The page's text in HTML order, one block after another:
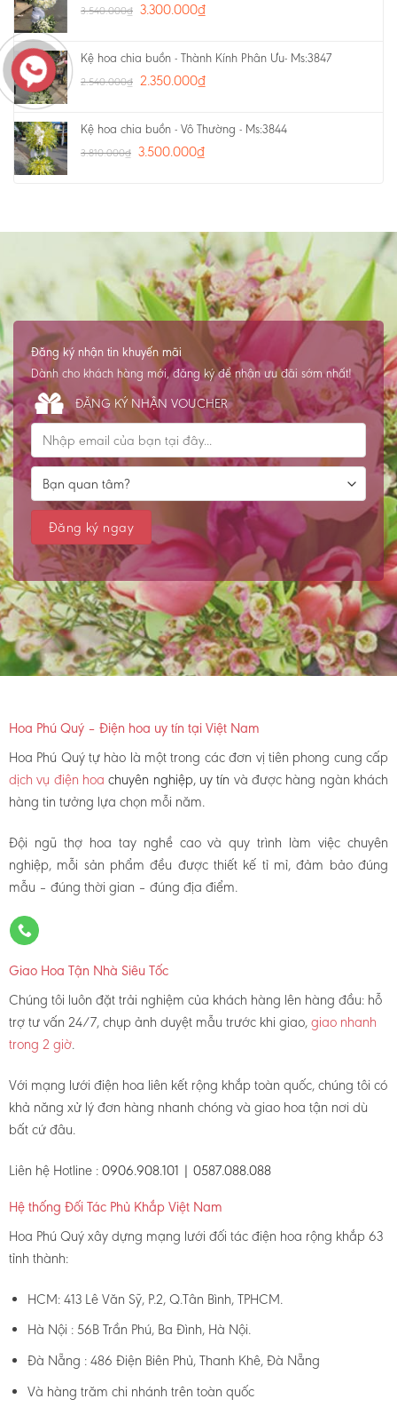
3.540.000₫ 3.300.000₫
Kệ hoa chia buồn - Thành Kính Phân Ưu- Ms:3847
2.540.000₫ 2.350.000₫
Kệ hoa chia buồn - Vô Thường - Ms:3844
3.810.000₫ 3.500.000₫
Đăng ký nhận tin khuyến mãi
Dành cho khách hàng mới, đăng ký để nhận ưu đãi sớm nhất!
ĐĂNG KÝ NHẬN VOUCHER
Hoa Phú Quý – Điện hoa uy tín tại Việt Nam
Hoa Phú Quý tự hào là một trong các đơn vị tiên phong cung cấp
dịch vụ điện hoachuyên nghiệp, uy tín và được hàng ngàn khách
hàng tin tưởng lựa chọn mỗi năm.
Đội ngũ thợ hoa tay nghề cao và quy trình làm việc chuyên
nghiệp, mỗi sản phẩm đều được thiết kế tỉ mỉ, đảm bảo đúng
mẫu – đúng thời gian – đúng địa điểm.
Giao Hoa Tận Nhà Siêu Tốc
Chúng tôi luôn đặt trải nghiệm của khách hàng lên hàng đầu: hỗ
trợ tư vấn 24/7, chụp ảnh duyệt mẫu trước khi giao,giao nhanh
trong 2 giờ.
Với mạng lưới điện hoa liên kết rộng khắp toàn quốc, chúng tôi có
khả năng xử lý đơn hàng nhanh chóng và giao hoa tận nơi dù
bất cứ đâu.
Liên hệ Hotline : 0906.908.101 | 0587.088.088
Hệ thống Đối Tác Phủ Khắp Việt Nam
Hoa Phú Quý xây dựng mạng lưới đối tác điện hoa rộng khắp 63
tỉnh thành:
HCM: 413 Lê Văn Sỹ, P.2, Q.Tân Bình, TPHCM.
Hà Nội : 56B Trần Phú, Ba Đình, Hà Nội.
Đà Nẵng : 486 Điện Biên Phủ, Thanh Khê, Đà Nẵng
Và hàng trăm chi nhánh trên toàn quốc